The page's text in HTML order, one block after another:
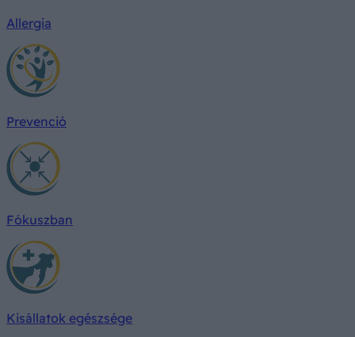
Allergia
Prevenció
Fókuszban
Kisállatok egészsége